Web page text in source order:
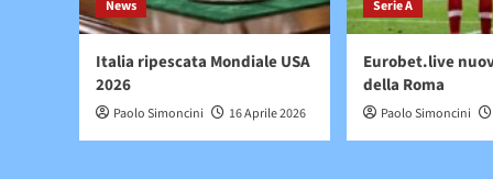
News
Italia ripescata Mondiale USA
2026
Paolo Simoncini 16 Aprile 2026
Serie A
Eurobet.live
della Roma
Paolo Simoncini